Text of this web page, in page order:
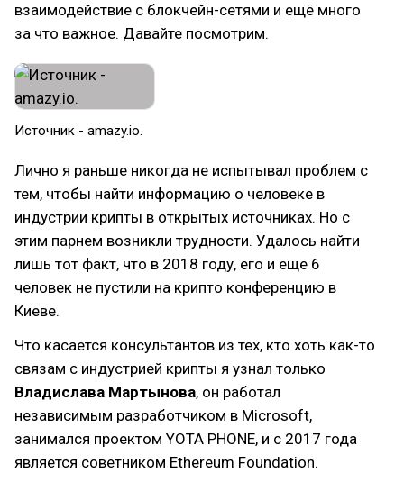
взаимодействие с блокчейн-сетями и ещё много
за что важное. Давайте посмотрим.
Источник - amazy.io.
Лично я раньше никогда не испытывал проблем с
тем, чтобы найти информацию о человеке в
индустрии крипты в открытых источниках. Но с
этим парнем возникли трудности. Удалось найти
лишь тот факт, что в 2018 году, его и еще 6
человек не пустили на крипто конференцию в
Киеве.
Что касается консультантов из тех, кто хоть как-то
связам с индустрией крипты я узнал только
Владислава Мартынова, он работал
независимым разработчиком в Microsoft,
занимался проектом YOTA PHONE, и с 2017 года
является советником Ethereum Foundation.